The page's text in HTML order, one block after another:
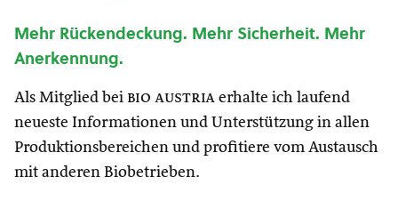
Mehr Rückendeckung. Mehr Sicherheit. Mehr
Anerkennung.
Als Mitglied bei bio austria erhalte ich laufend
neueste Informationen und Unterstützung in allen
Produktionsbereichen und profitiere vom Austausch
mit anderen Biobetrieben.